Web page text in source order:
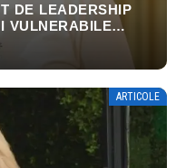
DE LEADERSHIP
VULNERABILE
MODERNE
ARTICOLE